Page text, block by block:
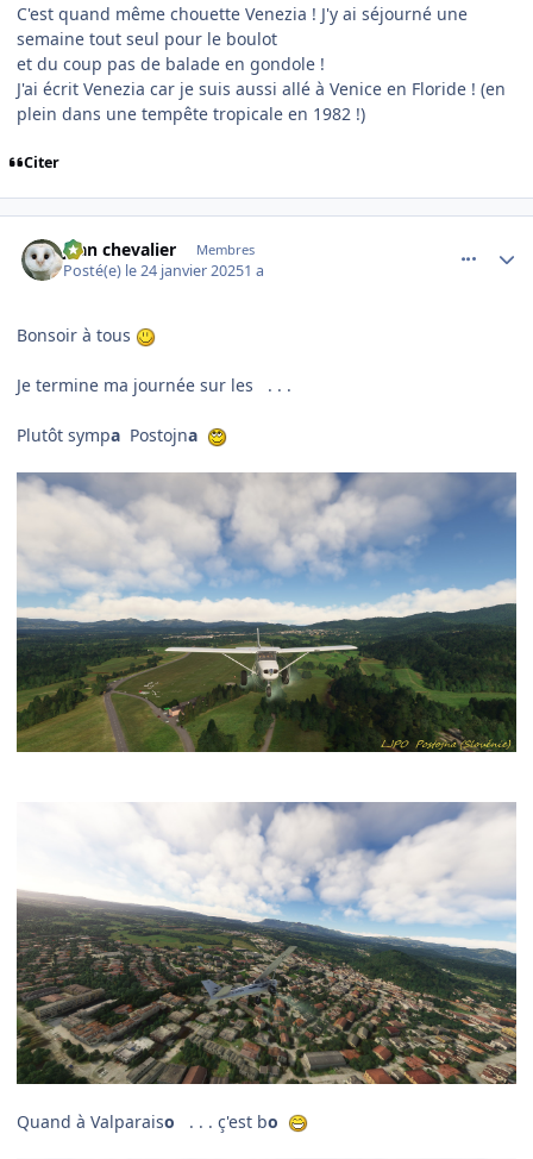
C'est quand même chouette Venezia ! J'y ai séjourné une
semaine tout seul pour le boulot
et du coup pas de balade en gondole !
J'ai écrit Venezia car je suis aussi allé à Venice en Floride ! (en
plein dans une tempête tropicale en 1982 !)
Citer
jean chevalier Membres
Posté(e) le 24 janvier 20251 a
Bonsoir à tous
Je termine ma journée sur les . . .
Plutôt sympa Postojna
Quand à Valparaiso . . . ç'est bo